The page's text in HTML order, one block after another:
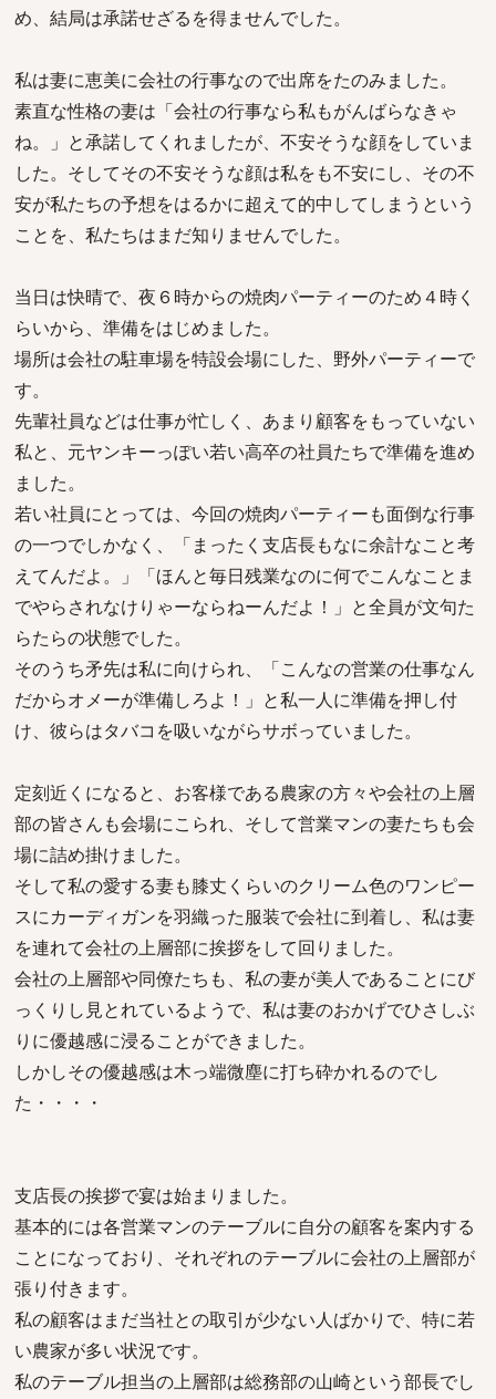
め、結局は承諾せざるを得ませんでした。
私は妻に恵美に会社の行事なので出席をたのみました。
素直な性格の妻は「会社の行事なら私もがんばらなきゃ
ね。」と承諾してくれましたが、不安そうな顔をしていま
した。そしてその不安そうな顔は私をも不安にし、その不
安が私たちの予想をはるかに超えて的中してしまうという
ことを、私たちはまだ知りませんでした。
当日は快晴で、夜６時からの焼肉パーティーのため４時く
らいから、準備をはじめました。
場所は会社の駐車場を特設会場にした、野外パーティーで
す。
先輩社員などは仕事が忙しく、あまり顧客をもっていない
私と、元ヤンキーっぽい若い高卒の社員たちで準備を進め
ました。
若い社員にとっては、今回の焼肉パーティーも面倒な行事
の一つでしかなく、「まったく支店長もなに余計なこと考
えてんだよ。」「ほんと毎日残業なのに何でこんなことま
でやらされなけりゃーならねーんだよ！」と全員が文句た
らたらの状態でした。
そのうち矛先は私に向けられ、「こんなの営業の仕事なん
だからオメーが準備しろよ！」と私一人に準備を押し付
け、彼らはタバコを吸いながらサボっていました。
定刻近くになると、お客様である農家の方々や会社の上層
部の皆さんも会場にこられ、そして営業マンの妻たちも会
場に詰め掛けました。
そして私の愛する妻も膝丈くらいのクリーム色のワンピー
スにカーディガンを羽織った服装で会社に到着し、私は妻
を連れて会社の上層部に挨拶をして回りました。
会社の上層部や同僚たちも、私の妻が美人であることにび
っくりし見とれているようで、私は妻のおかげでひさしぶ
りに優越感に浸ることができました。
しかしその優越感は木っ端微塵に打ち砕かれるのでし
た・・・・
支店長の挨拶で宴は始まりました。
基本的には各営業マンのテーブルに自分の顧客を案内する
ことになっており、それぞれのテーブルに会社の上層部が
張り付きます。
私の顧客はまだ当社との取引が少ない人ばかりで、特に若
い農家が多い状況です。
私のテーブル担当の上層部は総務部の山崎という部長でし